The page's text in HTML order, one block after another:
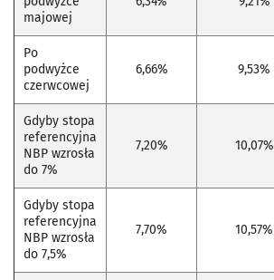
majowej
Po
podwyżce
czerwcowej
6,66% 9,53%
Gdyby stopa
referencyjna
NBP wzrosła
do 7%
7,20% 10,07%
Gdyby stopa
referencyjna
NBP wzrosła
do 7,5%
7,70% 10,57%